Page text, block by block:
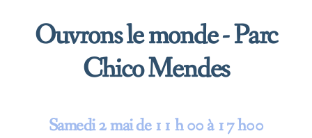
Ouvrons le monde - Parc
Chico Mendes
Samedi 2 mai de 11 h 00 à 17 h00